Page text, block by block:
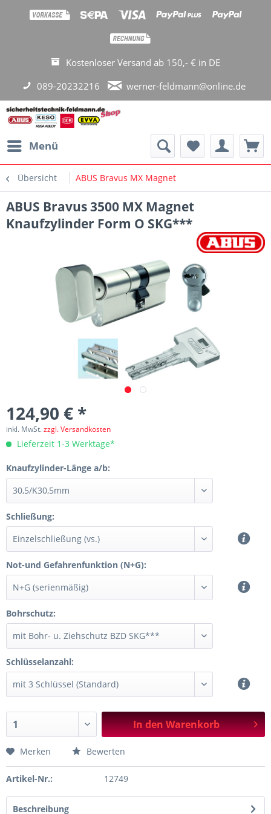
Kostenloser Versand ab 150,- € in DE
089-20232216
werner-feldmann@online.de
Menü
Übersicht ABUS Bravus MX Magnet
ABUS Bravus 3500 MX Magnet
Knaufzylinder Form O SKG***
124,90 € *
inkl. MwSt.zzgl. Versandkosten
Lieferzeit 1-3 Werktage*
Knaufzylinder-Länge a/b:
Schließung:
Not-und Gefahrenfunktion (N+G):
Bohrschutz:
Schlüsselanzahl:
In denWarenkorb
Merken Bewerten
Artikel-Nr.: 12749
Beschreibung